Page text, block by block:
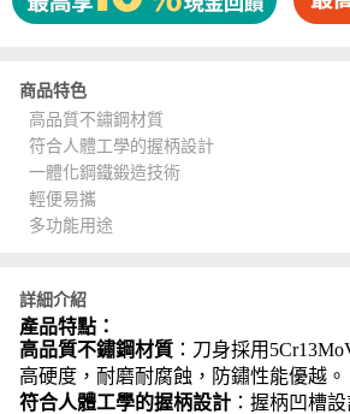
商品特色
高品質不鏽鋼材質
符合人體工學的握柄設計
一體化鋼鐵鍛造技術
輕便易攜
多功能用途
詳細介紹
產品特點 ：
高品質不鏽鋼材質 ：刀身採用
高硬度，耐磨耐腐蝕，防鏽性能優越。
符合人體工學的握柄設計 ：握柄凹槽